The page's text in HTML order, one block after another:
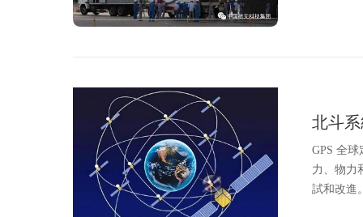
北斗
GPS 全
力、物力
試和改進